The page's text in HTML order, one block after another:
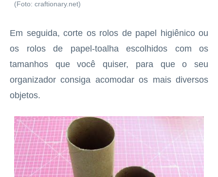
(Foto: craftionary.net)
Em seguida, corte os rolos de papel higiênico ou
os rolos de papel-toalha escolhidos com os
tamanhos que você quiser, para que o seu
organizador consiga acomodar os mais diversos
objetos.